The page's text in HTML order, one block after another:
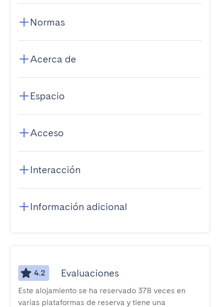
Normas
Acerca de
Espacio
Acceso
Interacción
Información adicional
4.2 Evaluaciones
Este alojamiento se ha reservado 378 veces en
varias plataformas de reserva y tiene una